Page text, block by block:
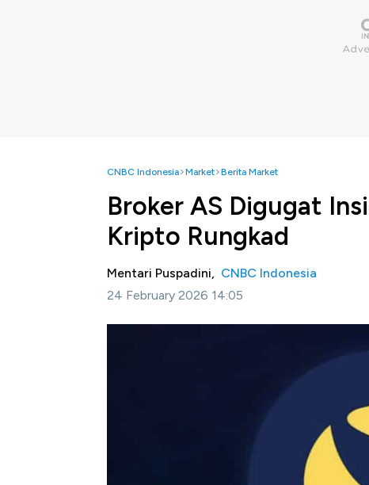
CNBC Indonesia Market Berita Market
Broker AS Digugat
Kripto Rungkad
Mentari Puspadini, CNBC Indonesia
24 February 2026 14:05